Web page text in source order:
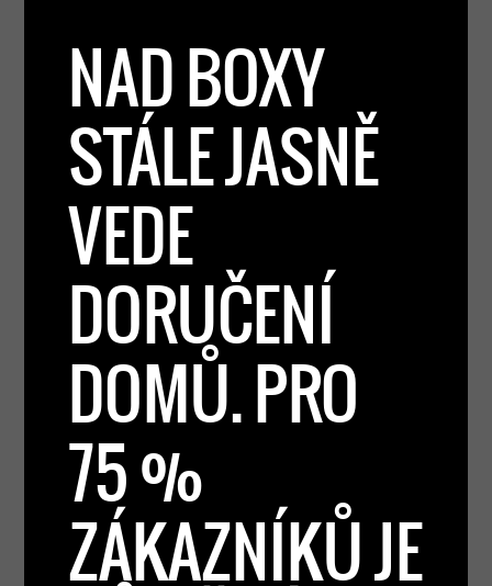
NAD BOXY
STÁLE JASNĚ
VEDE
DORUČENÍ
DOMŮ. PRO
75 %
ZÁKAZNÍKŮ JE